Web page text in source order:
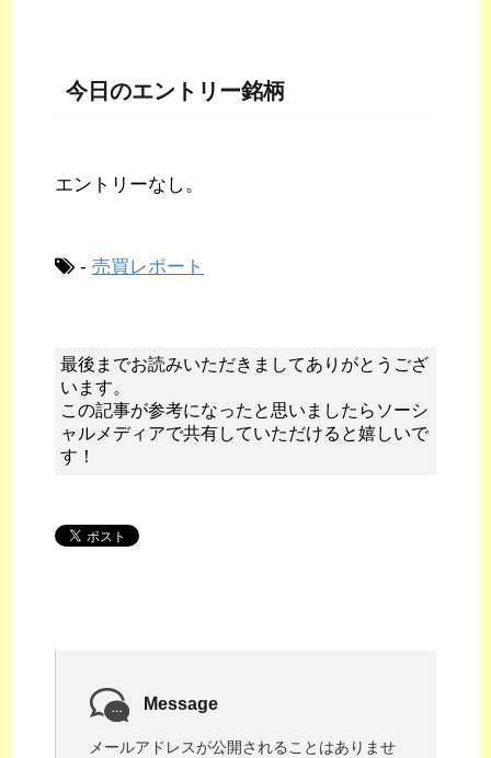
今日のエントリー銘柄
エントリーなし。
- 売買レポート
最後までお読みいただきましてありがとうござ
います。
この記事が参考になったと思いましたらソーシ
ャルメディアで共有していただけると嬉しいで
す！
Message
メールアドレスが公開されることはありませ